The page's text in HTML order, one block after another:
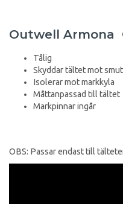
Outwell Armona
Tålig
Skyddar tältet mot
Isolerar mot markkyla
Måttanpassad till tältet
Markpinnar ingår
OBS: Passar endast till